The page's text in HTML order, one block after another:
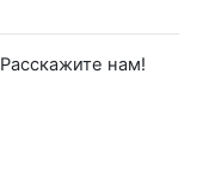
нам!